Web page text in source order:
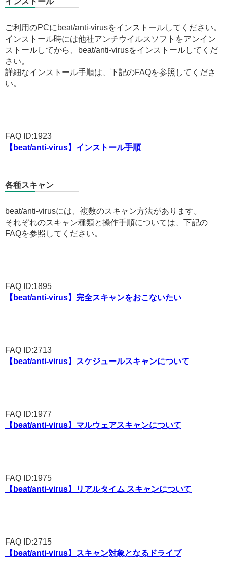
ご利用のPCにbeat/anti-virusをインストールしてください。
インストール時には他社アンチウイルスソフトをアンイン
ストールしてから、beat/anti-virusをインストールしてくだ
さい。
詳細なインストール手順は、下記のFAQを参照してくださ
い。
FAQ ID:1923
【beat/anti-virus】インストール手順
各種スキャン
beat/anti-virusには、複数のスキャン方法があります。
それぞれのスキャン種類と操作手順については、下記の
FAQを参照してください。
FAQ ID:1895
【beat/anti-virus】完全スキャンをおこないたい
FAQ ID:2713
【beat/anti-virus】スケジュールスキャンについて
FAQ ID:1977
【beat/anti-virus】マルウェアスキャンについて
FAQ ID:1975
【beat/anti-virus】リアルタイム スキャンについて
FAQ ID:2715
【beat/anti-virus】スキャン対象となるドライブ